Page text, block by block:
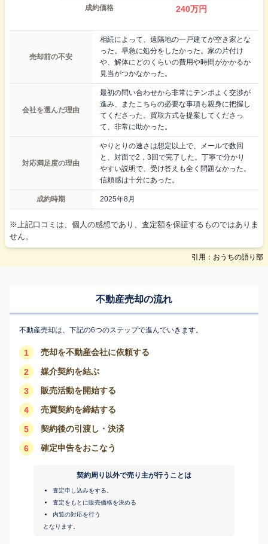
成約価格 240万円
売却前の不安
相続によって、遠隔地の一戸建てが空き家とな
った。早急に処分をしたかった。家の片付け
や、解体にどのくらいの費用や時間がかかるか
見当がつかなかった。
会社を選んだ理由
最初の問い合わせから非常にテンポよく交渉が
進み、またこちらの必要な事項も親身に把握し
てくださった。買取方式を提案してくださっ
て、非常に助かった。
対応満足度の理由
やりとりの速さは想定以上で、メールで数回
と、対面で2，3回で完了した。丁寧で分かり
やすい説明で、受け答えも全く問題なかった。
信頼感は十分にあった。
成約時期 2025年8月
※上記口コミは、個人の感想であり、査定額を保証するものではありま
せん。
引用：おうちの語り部
不動産売却の流れ
不動産売却は、下記の6つのステップで進んでいきます。
1 売却を不動産会社に依頼する
2 媒介契約を結ぶ
3 販売活動を開始する
4 売買契約を締結する
5 契約後の引渡し・決済
6 確定申告をおこなう
契約周り以外で売り主が行うことは
査定申し込みをする。
査定をもとに販売価格を決める
内覧の対応を行う
となります。